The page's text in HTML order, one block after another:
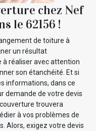
chez Nef
le 62156 !
de toiture à
un résultat
à réaliser avec attention
son étanchéité. Et si
informations, dans ce
demande de votre devis
trouvera
à vos problèmes de
Alors, exigez votre devis